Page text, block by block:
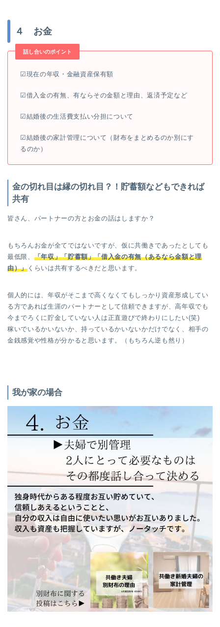
４ お金
話し合いのポイント
☑︎現在の年収・金融資産保有額
☑︎借入金の有無、有ならその金額と理由、返済予定など
☑︎結婚後の生活費支払い分担について
☑︎結婚後の家計管理について（財布をまとめるのか別にす
るのか）
金の切れ目は縁の切れ目？！貯蓄額などもできれば
共有
皆さん、パートナーの方とお金の話はしますか？
もちろんお金が全てではないですが、仮に共働きであったとしても
最低限、 「年収」「貯蓄額」「借入金の有無（あるなら金額と理
由）」くらいは共有するべきだと思います。
個人的には、年収がそこまで高くなくてもしっかり資産形成してい
る方であれば生涯のパートナーとして信頼できますが、高年収でも
今までろくに貯金していない人は正直遊びで終わりにしたい(笑)
稼いでいるかいないか、持っているかいないかだけでなく、相手の
金銭感覚や性格が分かると思います。（もちろん逆も然り）
我が家の場合